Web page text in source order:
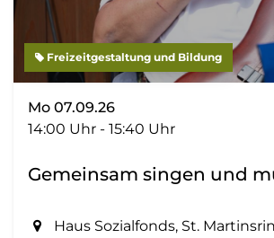
Freizeitgestaltung und Bildung
Mo 07.09.26
14:00 Uhr - 15:40 Uhr
Gemeinsam singen und
Haus Sozialfonds, St.